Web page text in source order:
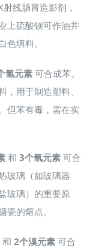
线肠胃造影剂，
上硫酸钡可作油井
填料。
氢元素可合成苯。
用于制造塑料、
但苯有毒，需在实
和 3个氧元素可合
玻璃（如玻璃器
玻璃）的重要原
的熔点。
和 2个溴元素可合